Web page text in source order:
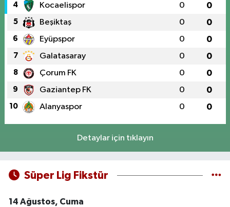
4 Kocaelispor 0 0
5 Beşiktaş 0 0
6 Eyüpspor 0 0
7 Galatasaray 0 0
8 Çorum FK 0 0
9 Gaziantep FK 0 0
10 Alanyaspor 0 0
Detaylar için tıklayın
Süper Lig Fikstür
14 Ağustos, Cuma